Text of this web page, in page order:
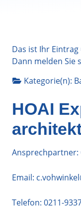
Das ist Ihr
Dann melden Sie
Kategorie(n):
HOAI
Ansprechpartner:
Email:
Telefon: 0211-